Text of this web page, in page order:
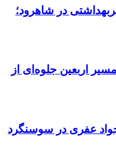
غیربهداشتی در شاهرود؛
اربعین جلوه‌ای از
عفری در سوسنگرد